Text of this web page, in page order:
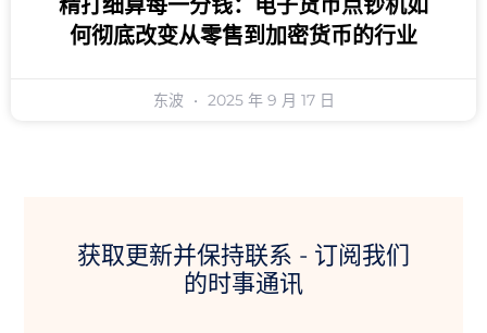
精打细算每一分钱：电子货币点钞机如
何彻底改变从零售到加密货币的行业
东波 2025 年 9 月 17 日
获取更新并保持联系 - 订阅我们
的时事通讯